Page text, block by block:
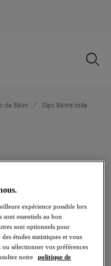
de Bikini /
Slips Bikinis taille
expérience possible lors
essentiels au bon
sont optionnels pour
études statistiques et vous
sélectionner vos préférences
notre
politique de